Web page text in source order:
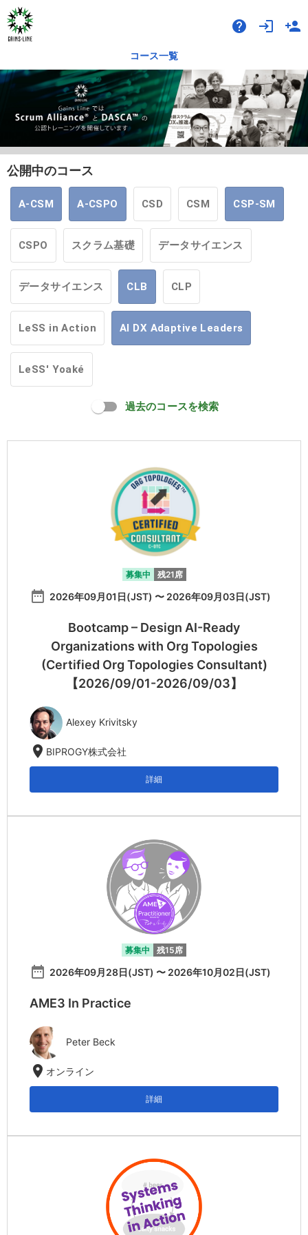
help login person_add
コース一覧
公開中のコース
A-CSM A-CSPO CSD CSM CSP-SM
CSPO スクラム基礎 データサイエンス
データサイエンス CLB CLP
LeSS in Action AI DX Adaptive Leaders
LeSS' Yoaké
過去のコースを検索
募集中 残21席
date_range 2026年09月01日(JST) 〜 2026年09月03日(JST)
Bootcamp – Design AI-Ready
Organizations with Org Topologies
(Certified Org Topologies Consultant)
【2026/09/01-2026/09/03】
Alexey Krivitsky
location_on BIPROGY株式会社
詳細
募集中 残15席
date_range 2026年09月28日(JST) 〜 2026年10月02日(JST)
AME3 In Practice
Peter Beck
location_on オンライン
詳細